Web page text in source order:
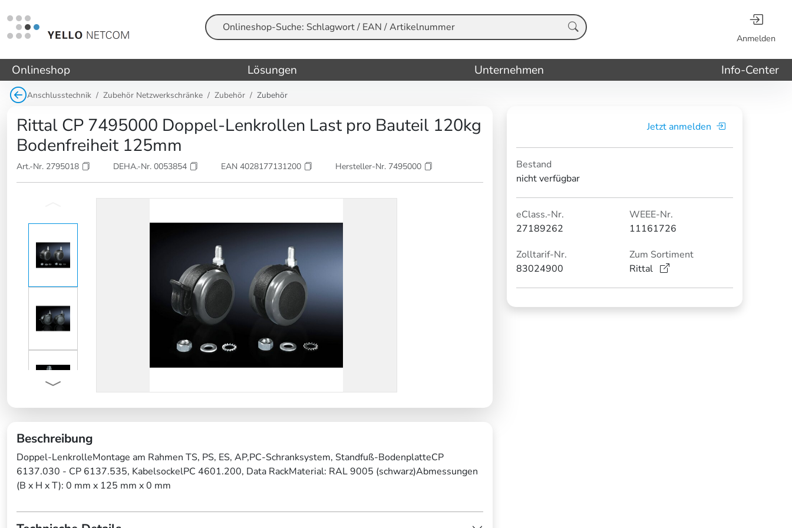
Suche Anmelden
Onlineshop Lösungen Unternehmen Info-Center
Anschlusstechnik Zubehör Netzwerkschränke Zubehör Zubehör
Rittal CP 7495000 Doppel-Lenkrollen Last pro Bauteil 120kg
Bodenfreiheit 125mm
Art.-Nr. 2795018 DEHA.-Nr. 0053854 EAN 4028177131200 Hersteller-Nr. 7495000
Beschreibung
Doppel-LenkrolleMontage am Rahmen TS, PS, ES, AP,PC-Schranksystem, Standfuß-BodenplatteCP
6137.030 - CP 6137.535, KabelsockelPC 4601.200, Data RackMaterial: RAL 9005 (schwarz)Abmessungen
(B x H x T): 0 mm x 125 mm x 0 mm
Jetzt anmelden
Bestand
nicht verfügbar
eClass.-Nr.
27189262
WEEE-Nr.
11161726
Zolltarif-Nr.
83024900
Zum Sortiment
Rittal